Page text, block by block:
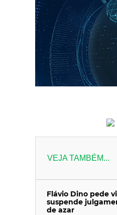
VEJA TAMBÉM...
Flávio Dino pede
suspende
de azar